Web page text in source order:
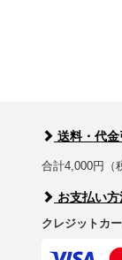
送料・代
合計4,000円（
お支払い方
クレジットカ